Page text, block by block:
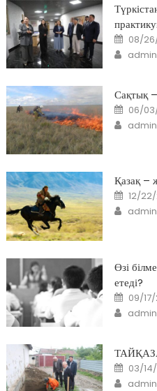
Posted
on
08/
Author
admin
Сақтық
Posted
on
06/
Author
admin
Қазақ –
Posted
on
12/
Author
admin
Өзі
етеді?
Posted
on
09/
Author
admin
Posted
on
03/
Author
admin